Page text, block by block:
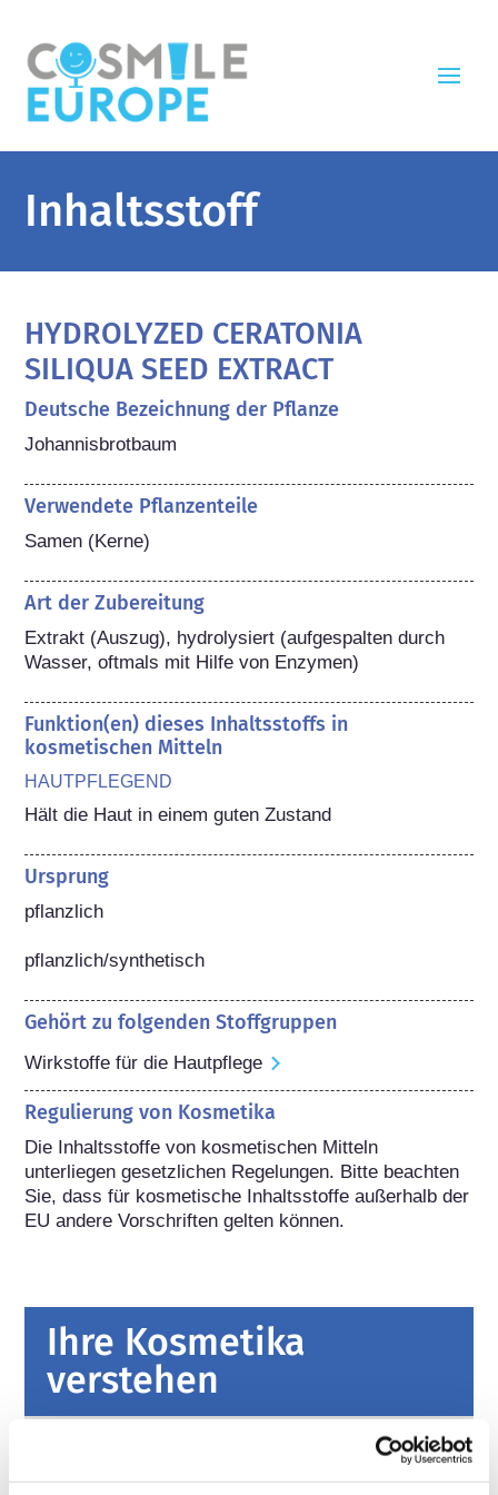
Inhaltsstoff
HYDROLYZED CERATONIA
SILIQUA SEED EXTRACT
Deutsche Bezeichnung der Pflanze
Johannisbrotbaum
Verwendete Pflanzenteile
Samen (Kerne)
Art der Zubereitung
Extrakt (Auszug), hydrolysiert (aufgespalten durch
Wasser, oftmals mit Hilfe von Enzymen)
Funktion(en) dieses Inhaltsstoffs in
kosmetischen Mitteln
HAUTPFLEGEND
Hält die Haut in einem guten Zustand
Ursprung
pflanzlich
pflanzlich/synthetisch
Gehört zu folgenden Stoffgruppen
Wirkstoffe für die Hautpflege
Regulierung von Kosmetika
Die Inhaltsstoffe von kosmetischen Mitteln
unterliegen gesetzlichen Regelungen. Bitte beachten
Sie, dass für kosmetische Inhaltsstoffe außerhalb der
EU andere Vorschriften gelten können.
Ihre Kosmetika
verstehen
Fakten zur Sicherheit von kosmetischen
Produkten in Europa